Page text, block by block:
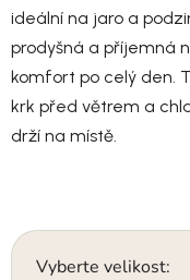
ideální na jaro a
prodyšná a příjemná
komfort po celý den.
krk před větrem a
drží na místě.
Vyberte velikost: